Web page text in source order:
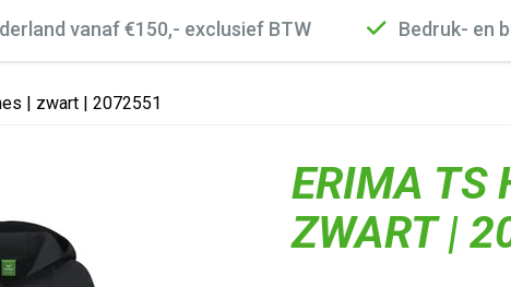
vanaf €150,- exclusief BTW Bedruk- en
| zwart | 2072551
ERIMA TS
ZWART |